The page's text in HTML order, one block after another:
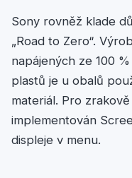
Sony rovněž klade
„Road to Zero“.
napájených ze 100
plastů je u obalů
materiál. Pro
implementován
displeje v menu.